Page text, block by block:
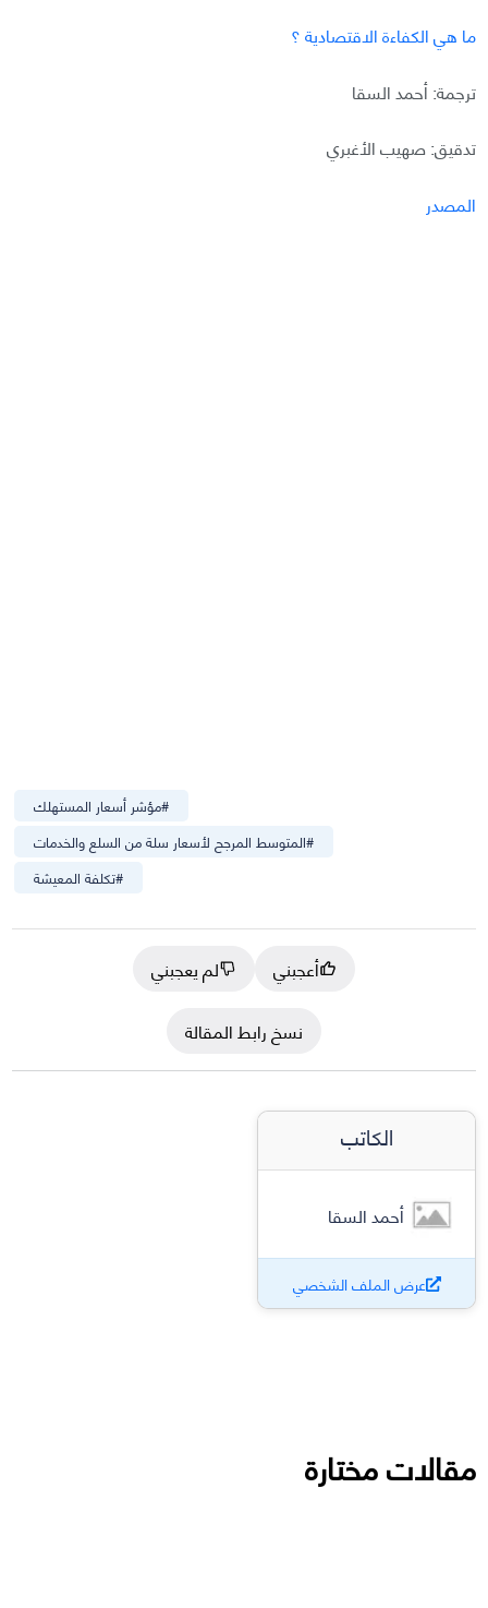
ما هي الكفاءة الاقتصادية ؟
ترجمة: أحمد السقا
تدقيق: صهيب الأغبري
المصدر
#مؤشر أسعار المستهلك
#المتوسط المرجح لأسعار سلة من السلع والخدمات
#تكلفة المعيشة
أعجبني
لم يعجبني
نسخ رابط المقالة
الكاتب
أحمد السقا
عرض الملف الشخصي
مقالات مختارة